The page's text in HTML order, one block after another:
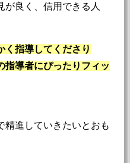
が良く、信用できる人
く指導してくださり
指導者にぴったりフィッ
精進していきたいとおも